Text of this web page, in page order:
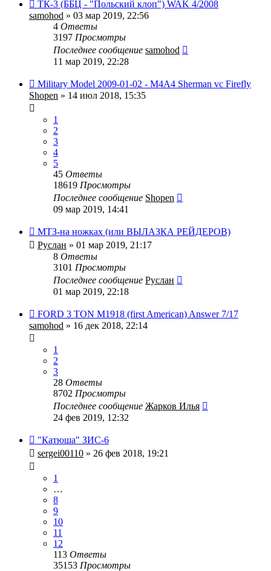
ТК-3 (ББЦ - "Польский клоп") WAK 4/2008
samohod » 03 мар 2019, 22:56
4 Ответы
3197 Просмотры
Последнее сообщение samohod
11 мар 2019, 22:28
Military Model 2009-01-02 - M4A4 Sherman vc Firefly
Shopen » 14 июл 2018, 15:35
1
2
3
4
5
45 Ответы
18619 Просмотры
Последнее сообщение Shopen
09 мар 2019, 14:41
МТЗ-на ножках (или ВЫЛАЗКА РЕЙДЕРОВ)
Руслан » 01 мар 2019, 21:17
8 Ответы
3101 Просмотры
Последнее сообщение Руслан
01 мар 2019, 22:18
FORD 3 TON M1918 (first American) Answer 7/17
samohod » 16 дек 2018, 22:14
1
2
3
28 Ответы
8702 Просмотры
Последнее сообщение Жарков Илья
24 фев 2019, 12:32
"Катюша" ЗИС-6
sergei00110 » 26 фев 2018, 19:21
1
…
8
9
10
11
12
113 Ответы
35153 Просмотры